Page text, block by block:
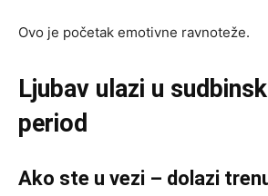
Ovo je početak emotivne ravnoteže.
Ljubav ulazi u
period
Ako ste u vezi – dolazi